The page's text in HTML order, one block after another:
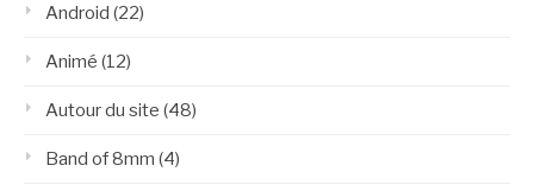
Android (22)
Animé (12)
Autour du site (48)
Band of 8mm (4)